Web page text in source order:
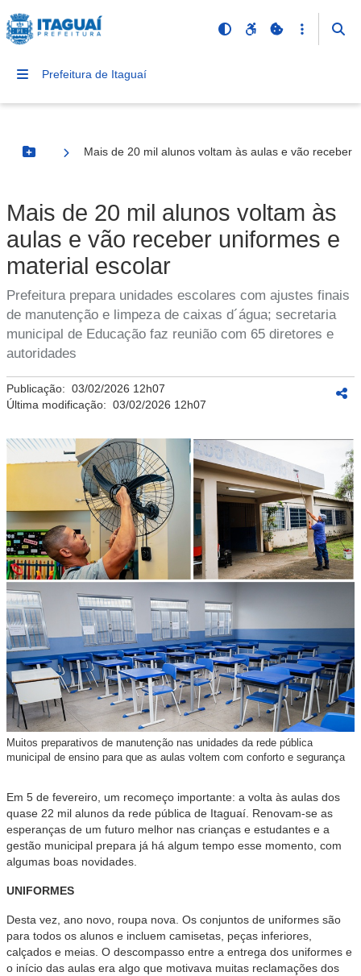
Prefeitura de Itaguaí
Botão Menu
Mais de 20 mil alunos voltam às aulas e vão receber
Mais de 20 mil alunos voltam às
aulas e vão receber uniformes e
material escolar
Prefeitura prepara unidades escolares com ajustes finais
de manutenção e limpeza de caixas d´água; secretaria
municipal de Educação faz reunião com 65 diretores e
autoridades
Publicação: 03/02/2026 12h07
Última modificação: 03/02/2026 12h07
Muitos preparativos de manutenção nas unidades da rede pública
municipal de ensino para que as aulas voltem com conforto e segurança
Em 5 de fevereiro, um recomeço importante: a volta às aulas dos
quase 22 mil alunos da rede pública de Itaguaí. Renovam-se as
esperanças de um futuro melhor nas crianças e estudantes e a
gestão municipal prepara já há algum tempo esse momento, com
algumas boas novidades.
UNIFORMES
Desta vez, ano novo, roupa nova. Os conjuntos de uniformes são
para todos os alunos e incluem camisetas, peças inferiores,
calçados e meias. O descompasso entre a entrega dos uniformes e
o início das aulas era algo que motivava muitas reclamações dos